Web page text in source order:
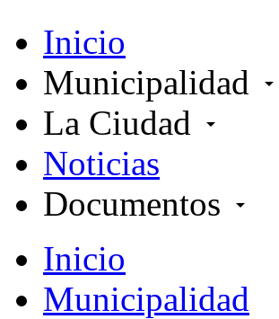
Inicio
Municipalidad
arrow_drop_down
La Ciudad arrow_drop_down
Noticias
Documentos
arrow_drop_down
Inicio
Municipalidad